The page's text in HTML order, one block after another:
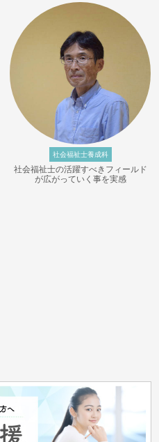
社会福祉士養成科
社会福祉士の活躍すべきフィールド
が広がっていく事を実感